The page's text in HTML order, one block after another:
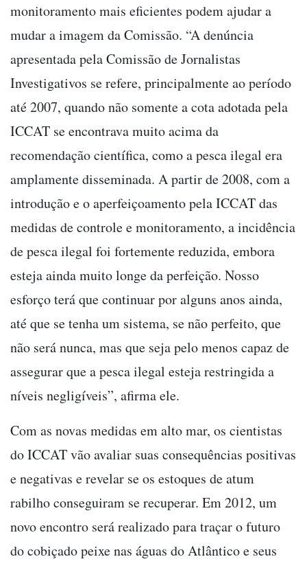
monitoramento mais eficientes podem ajudar a
mudar a imagem da Comissão. “A denúncia
apresentada pela Comissão de Jornalistas
Investigativos se refere, principalmente ao período
até 2007, quando não somente a cota adotada pela
ICCAT se encontrava muito acima da
recomendação científica, como a pesca ilegal era
amplamente disseminada. A partir de 2008, com a
introdução e o aperfeiçoamento pela ICCAT das
medidas de controle e monitoramento, a incidência
de pesca ilegal foi fortemente reduzida, embora
esteja ainda muito longe da perfeição. Nosso
esforço terá que continuar por alguns anos ainda,
até que se tenha um sistema, se não perfeito, que
não será nunca, mas que seja pelo menos capaz de
assegurar que a pesca ilegal esteja restringida a
níveis negligíveis”, afirma ele.
Com as novas medidas em alto mar, os cientistas
do ICCAT vão avaliar suas consequências positivas
e negativas e revelar se os estoques de atum
rabilho conseguiram se recuperar. Em 2012, um
novo encontro será realizado para traçar o futuro
do cobiçado peixe nas águas do Atlântico e seus